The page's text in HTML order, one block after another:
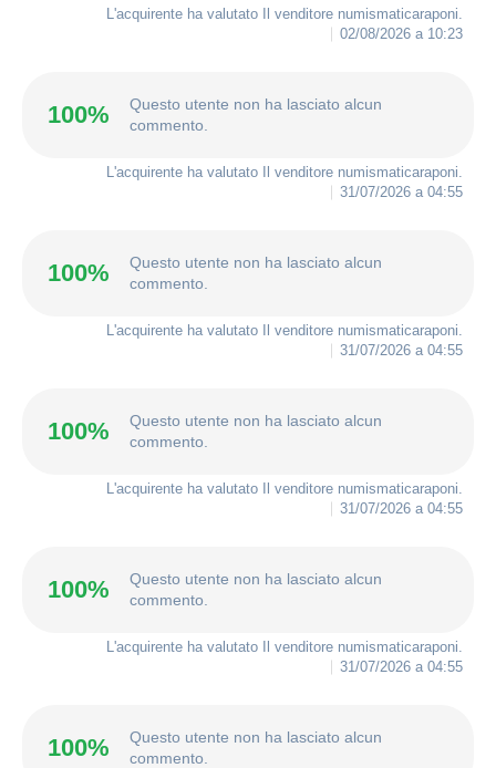
L'acquirente ha valutato Il venditore numismaticaraponi
02/08/2026 a 10:23
100%
Questo utente non ha lasciato alcun
commento.
L'acquirente ha valutato Il venditore numismaticaraponi
31/07/2026 a 04:55
100%
Questo utente non ha lasciato alcun
commento.
L'acquirente ha valutato Il venditore numismaticaraponi
31/07/2026 a 04:55
100%
Questo utente non ha lasciato alcun
commento.
L'acquirente ha valutato Il venditore numismaticaraponi
31/07/2026 a 04:55
100%
Questo utente non ha lasciato alcun
commento.
L'acquirente ha valutato Il venditore numismaticaraponi
31/07/2026 a 04:55
100%
Questo utente non ha lasciato alcun
commento.